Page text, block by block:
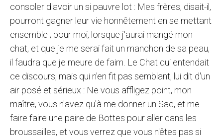
consoler d'avoir un si pauvre lot : Mes frères, disait-il,
pourront gagner leur vie honnêtement en se mettant
ensemble ; pour moi, lorsque j'aurai mangé mon
chat, et que je me serai fait un manchon de sa peau,
il faudra que je meure de faim. Le Chat qui entendait
ce discours, mais qui n'en fit pas semblant, lui dit d'un
air posé et sérieux : Ne vous affligez point, mon
maître, vous n'avez qu'à me donner un Sac, et me
faire faire une paire de Bottes pour aller dans les
broussailles, et vous verrez que vous n'êtes pas si